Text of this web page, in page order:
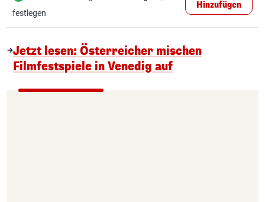
festlegen
Hinzufügen
Jetzt lesen: Österreicher mischen
Filmfestspiele in Venedig auf